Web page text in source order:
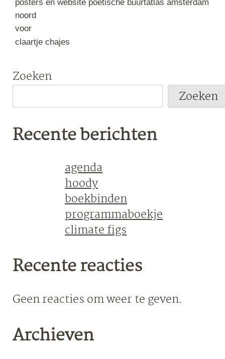
noord
voor
claartje chajes
Zoeken
Zoeken
Recente berichten
agenda
hoody
boekbinden
programmaboekje
climate figs
Recente reacties
Geen reacties om weer te geven.
Archieven